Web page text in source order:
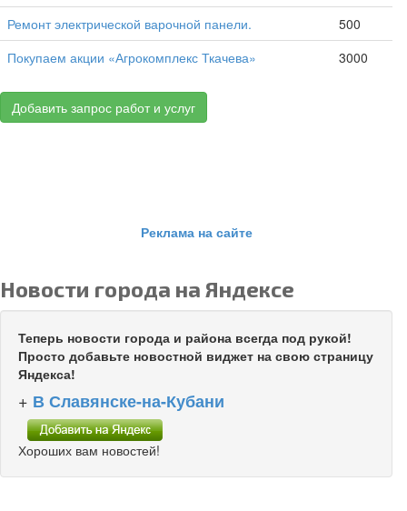
Ремонт электрической варочной панели.
500
Покупаем акции «Агрокомплекс Ткачева»
3000
Добавить запрос работ и услуг
Реклама на сайте
Новости города на Яндексе
Теперь новости города и района всегда под рукой!
Просто добавьте новостной виджет на свою страницу
Яндекса!
+ В Славянске-на-Кубани
Хороших вам новостей!